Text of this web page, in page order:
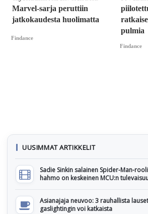
Marvel-sarja peruttiin
jatkokaudesta huolimatta
Findance
pulmia
Findance
UUSIMMAT ARTIKKELIT
Sadie Sinkin salainen Spider-Man-
hahmo on keskeinen MCU:n
Asianajaja neuvoo: 3 rauhallista
gaslightingin voi katkaista